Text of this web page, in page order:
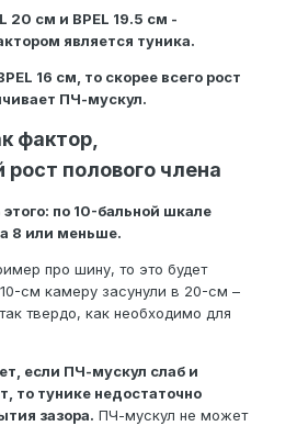
20 см и BPEL 19.5 см -
является туника.
16 см, то скорее всего рост
ПЧ-мускул.
фактор,
полового члена
по 10-бальной шкале
8 или меньше.
про шину, то это будет
см камеру засунули в 20-см –
твердо, как необходимо для
если ПЧ-мускул слаб и
то тунике недостаточно
зазора. ПЧ-мускул не может